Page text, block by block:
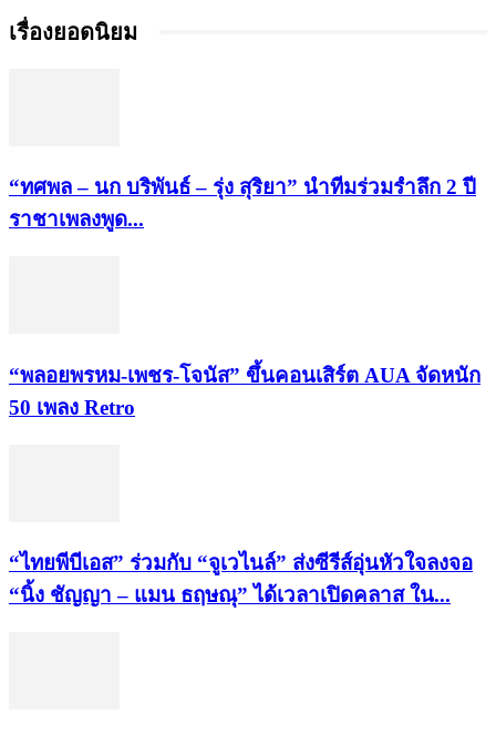
เรื่องยอดนิยม
“ทศพล – นก บริพันธ์ – รุ่ง สุริยา” นำทีมร่วมรำลึก 2 ปี
ราชาเพลงพูด...
“พลอยพรหม-เพชร-โจนัส” ขึ้นคอนเสิร์ต AUA จัดหนัก
50 เพลง Retro
“ไทยพีบีเอส” ร่วมกับ “จูเวไนล์” ส่งซีรีส์อุ่นหัวใจลงจอ
“นิ้ง ชัญญา – แมน ธฤษณุ” ได้เวลาเปิดคลาส ใน...